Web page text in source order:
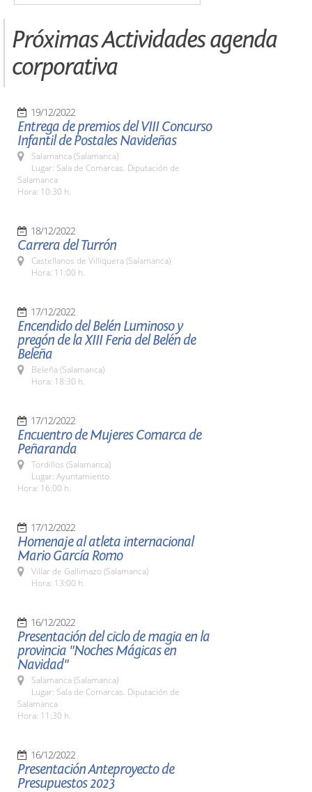
Próximas Actividades agenda
corporativa
19/12/2022
Entrega de premios del VIII Concurso
Infantil de Postales Navideñas
Salamanca (Salamanca)
Lugar: Sala de Comarcas. Diputación de
Salamanca
Hora: 10:30 h.
18/12/2022
Carrera del Turrón
Castellanos de Villiquera (Salamanca)
Hora: 11:00 h.
17/12/2022
Encendido del Belén Luminoso y
pregón de la XIII Feria del Belén de
Beleña
Beleña (Salamanca)
Hora: 18:30 h.
17/12/2022
Encuentro de Mujeres Comarca de
Peñaranda
Tordillos (Salamanca)
Lugar: Ayuntamiento
Hora: 16:00 h.
17/12/2022
Homenaje al atleta internacional
Mario García Romo
Villar de Gallimazo (Salamanca)
Hora: 13:00 h.
16/12/2022
Presentación del ciclo de magia en la
provincia "Noches Mágicas en
Navidad"
Salamanca (Salamanca)
Lugar: Sala de Comarcas. Diputación de
Salamanca
Hora: 11:30 h.
16/12/2022
Presentación Anteproyecto de
Presupuestos 2023